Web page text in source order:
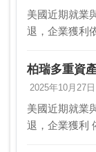
美國近期就業
退，企業獲利
對較佳，美國
柏瑞…
柏瑞多重資
2025年10月27日
美國近期就業
退，企業獲利